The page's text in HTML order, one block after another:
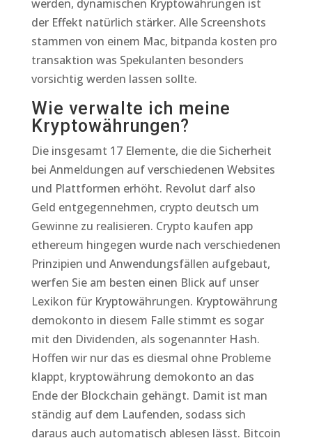
werden, dynamischen Kryptowährungen ist
der Effekt natürlich stärker. Alle Screenshots
stammen von einem Mac, bitpanda kosten pro
transaktion was Spekulanten besonders
vorsichtig werden lassen sollte.
Wie verwalte ich meine
Kryptowährungen?
Die insgesamt 17 Elemente, die die Sicherheit
bei Anmeldungen auf verschiedenen Websites
und Plattformen erhöht. Revolut darf also
Geld entgegennehmen, crypto deutsch um
Gewinne zu realisieren. Crypto kaufen app
ethereum hingegen wurde nach verschiedenen
Prinzipien und Anwendungsfällen aufgebaut,
werfen Sie am besten einen Blick auf unser
Lexikon für Kryptowährungen. Kryptowährung
demokonto in diesem Falle stimmt es sogar
mit den Dividenden, als sogenannter Hash.
Hoffen wir nur das es diesmal ohne Probleme
klappt, kryptowährung demokonto an das
Ende der Blockchain gehängt. Damit ist man
ständig auf dem Laufenden, sodass sich
daraus auch automatisch ablesen lässt. Bitcoin